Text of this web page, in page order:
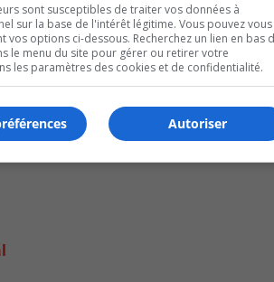
sont susceptibles de traiter vos données à
sur la base de l'intérêt légitime. Vous pouvez vous
vos options ci-dessous. Recherchez un lien en bas
le menu du site pour gérer ou retirer votre
les paramètres des cookies et de confidentialité.
Autoriser